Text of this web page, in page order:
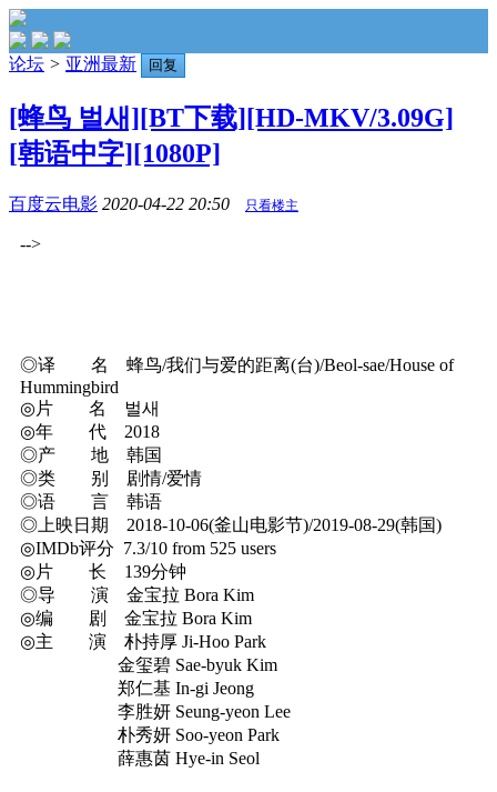
论坛 > 亚洲最新 回复
[蜂鸟 벌새][BT下载][HD-MKV/3.09G]
[韩语中字][1080P]
百度云电影 2020-04-22 20:50 只看楼主
-->
◎译 名 蜂鸟/我们与爱的距离(台)/Beol-sae/House of
Hummingbird
◎片 名 벌새
◎年 代 2018
◎产 地 韩国
◎类 别 剧情/爱情
◎语 言 韩语
◎上映日期 2018-10-06(釜山电影节)/2019-08-29(韩国)
◎IMDb评分 7.3/10 from 525 users
◎片 长 139分钟
◎导 演 金宝拉 Bora Kim
◎编 剧 金宝拉 Bora Kim
◎主 演 朴持厚 Ji-Hoo Park
金玺碧 Sae-byuk Kim
郑仁基 In-gi Jeong
李胜妍 Seung-yeon Lee
朴秀妍 Soo-yeon Park
薛惠茵 Hye-in Seol